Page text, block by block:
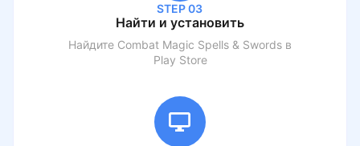
STEP 03
Найти и установить
Найдите Combat Magic Spells & Swords в
Play Store